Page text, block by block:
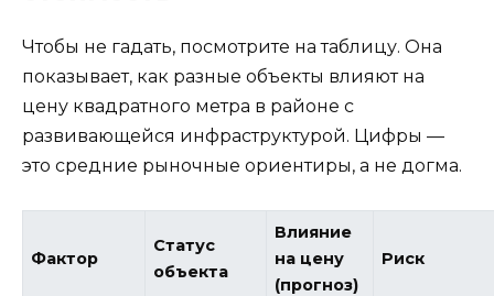
Чтобы не гадать, посмотрите на таблицу. Она
показывает, как разные объекты влияют на
цену квадратного метра в районе с
развивающейся инфраструктурой. Цифры —
это средние рыночные ориентиры, а не догма.
Фактор
Статус
объекта
Влияние
на цену
(прогноз)
Риск